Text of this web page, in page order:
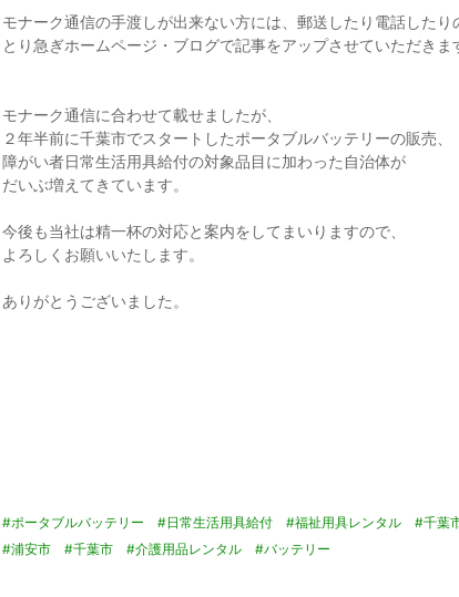
モナーク通信の手渡しが出来ない方には、郵送したり電話した
とり急ぎホームページ・ブログで記事をアップさせていただきま
モナーク通信に合わせて載せましたが、
２年半前に千葉市でスタートしたポータブルバッテリーの販売、
障がい者日常生活用具給付の対象品目に加わった自治体が
だいぶ増えてきています。
今後も当社は精一杯の対応と案内をしてまいりますので、
よろしくお願いいたします。
ありがとうございました。
#ポータブルバッテリー #日常生活用具給付 #福祉用具レンタル #千葉
#浦安市
#千葉市 #介護用品レンタル #バッテリー